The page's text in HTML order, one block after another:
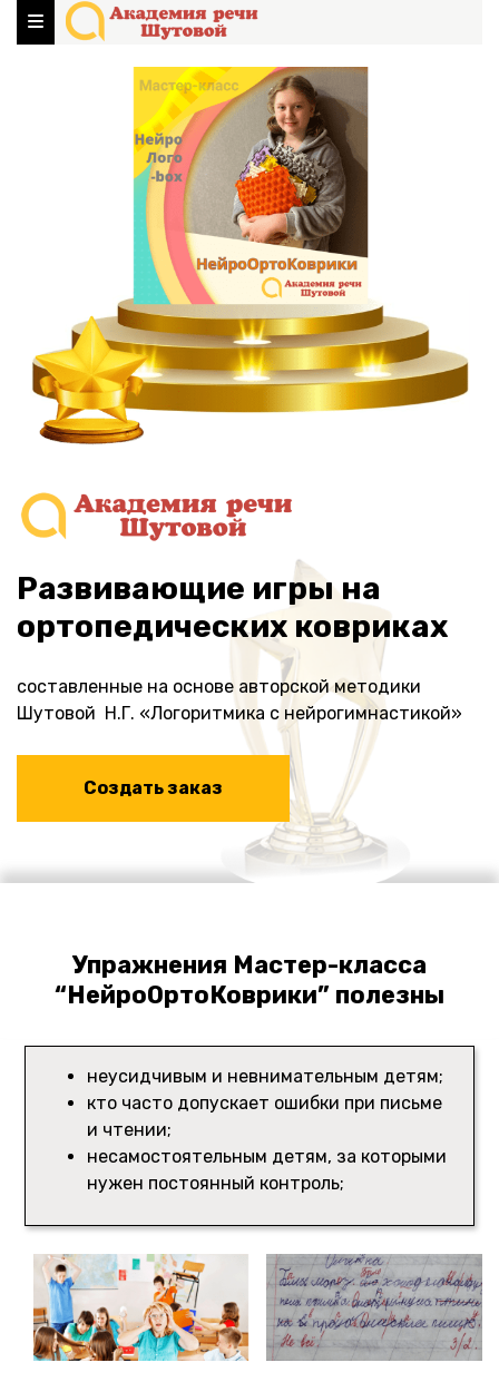
Развивающие игры на
ортопедических ковриках
составленные на основе авторской методики
Шутовой Н.Г. «Логоритмика с нейрогимнастикой»
Создать заказ
Упражнения Мастер-класса
“НейроОртоКоврики” полезны
неусидчивым и невнимательным детям;
кто часто допускает ошибки при письме
и чтении;
несамостоятельным детям, за которыми
нужен постоянный контроль;